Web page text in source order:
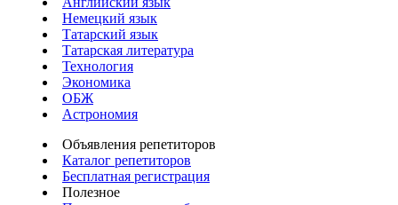
Немецкий язык
Татарский язык
Татарская литература
Технология
Экономика
ОБЖ
Астрономия
Объявления репетиторов
Каталог репетиторов
Бесплатная регистрация
Полезное